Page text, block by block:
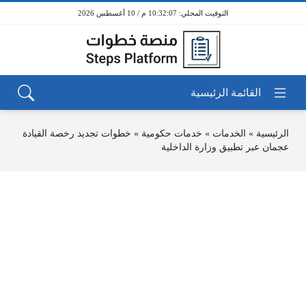
10:32:07 م / 10 أغسطس 2026
الرئيسية » الخدمات » خدمات حكومية » خطوات تجديد رخصة القيادة
عجمان عبر تطبيق وزارة الداخلية